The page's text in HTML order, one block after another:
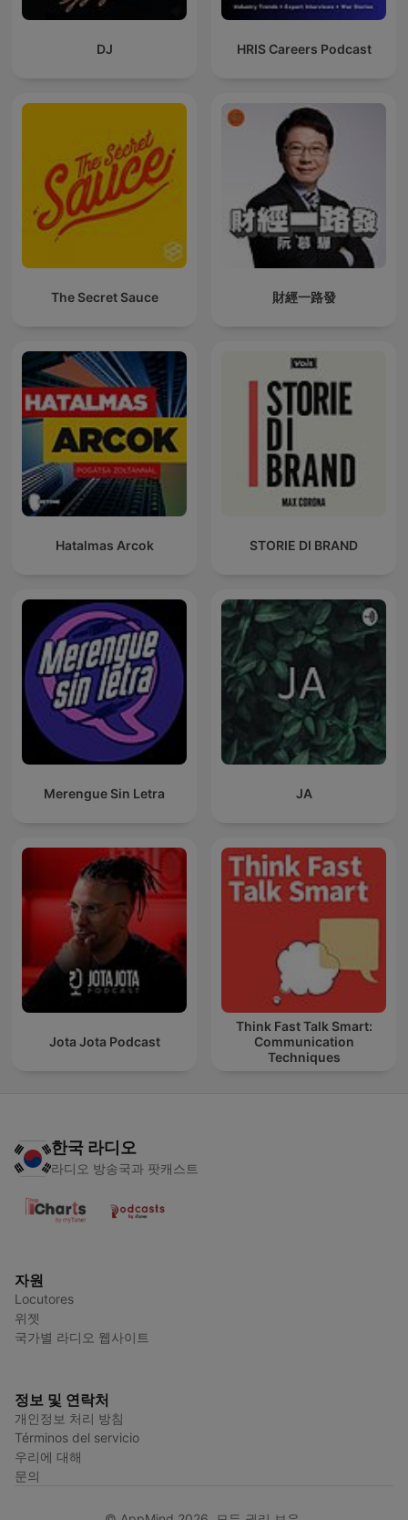
DJ HRIS Careers Podcast
The Secret Sauce 財經一路發
Hatalmas Arcok STORIE DI BRAND
Merengue Sin Letra JA
Jota Jota Podcast
Think Fast Talk Smart:
Communication
Techniques
한국 라디오
라디오 방송국과 팟캐스트
자원
Locutores
위젯
국가별 라디오 웹사이트
정보 및 연락처
개인정보 처리 방침
Términos del servicio
우리에 대해
문의